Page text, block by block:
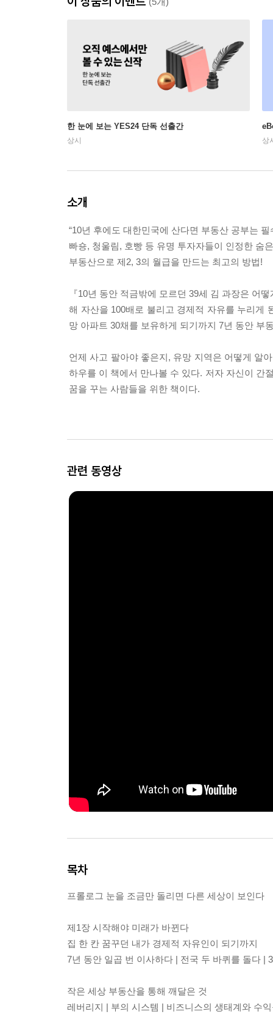
한 눈에 보는 YES24 단독 선출간
상시 상
소개
“10년 후에도 대한민국에 산다면 부동산 공부는 필
빠숑, 청울림, 호빵 등 유명 투자자들이 인정한 숨
부동산으로 제2, 3의 월급을 만드는 최고의 방법!
『10년 동안 적금밖에 모르던 39세 김 과장은 어
해 자산을 100배로 불리고 경제적 자유를 누리게
망 아파트 30채를 보유하게 되기까지 7년 동안 부
언제 사고 팔아야 좋은지, 유망 지역은 어떻게 알
하우를 이 책에서 만나볼 수 있다. 저자 자신이 간
꿈을 꾸는 사람들을 위한 책이다.
관련 동영상
목차
프롤로그 눈을 조금만 돌리면 다른 세상이 보인다
제1장 시작해야 미래가 바뀐다
집 한 칸 꿈꾸던 내가 경제적 자유인이 되기까지
7년 동안 일곱 번 이사하다 | 전국 두 바퀴를 돌다 |
작은 세상 부동산을 통해 깨달은 것
레버리지 | 부의 시스템 | 비즈니스의 생태계와 수